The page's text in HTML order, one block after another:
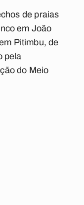
de praias
em João
Pitimbu, de
pela
do Meio